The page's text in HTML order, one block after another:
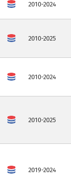
2010-2024
2010-2025
2010-2024
2010-2025
2019-2024